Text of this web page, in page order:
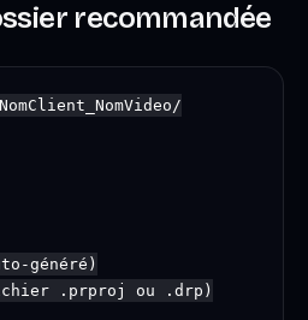
recommandée
généré)
.prproj ou .drp)